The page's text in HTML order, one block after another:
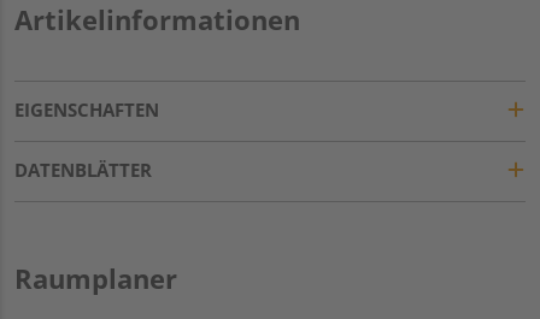
Artikelinformationen
EIGENSCHAFTEN
DATENBLÄTTER
Raumplaner